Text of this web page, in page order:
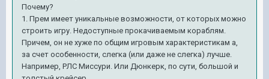
Почему?
1. Прем имеет уникальные возможности, от которых можно
строить игру. Недоступные прокачиваемым кораблям.
Причем, он не хуже по общим игровым характеристикам а,
за счет особенности, слегка (или даже не слегка) лучше.
Например, РЛС Миссури. Или Дюнкерк, по сути, большой и